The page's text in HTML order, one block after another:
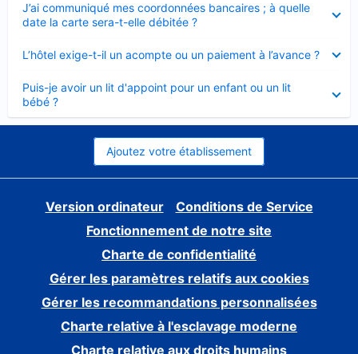
J’ai communiqué mes coordonnées bancaires ; à quelle
date la carte sera-t-elle débitée ?
fermé
L’hôtel exige-t-il un acompte ou un paiement à l’avance ?
fermé
Puis-je avoir un lit d'appoint pour un enfant ou un lit
bébé ?
fermé
Ajoutez votre établissement
Version ordinateur
Conditions de Service
Fonctionnement de notre site
Charte de confidentialité
Gérer les paramètres relatifs aux cookies
Gérer les recommandations personnalisées
Charte relative à l'esclavage moderne
Charte relative aux droits humains